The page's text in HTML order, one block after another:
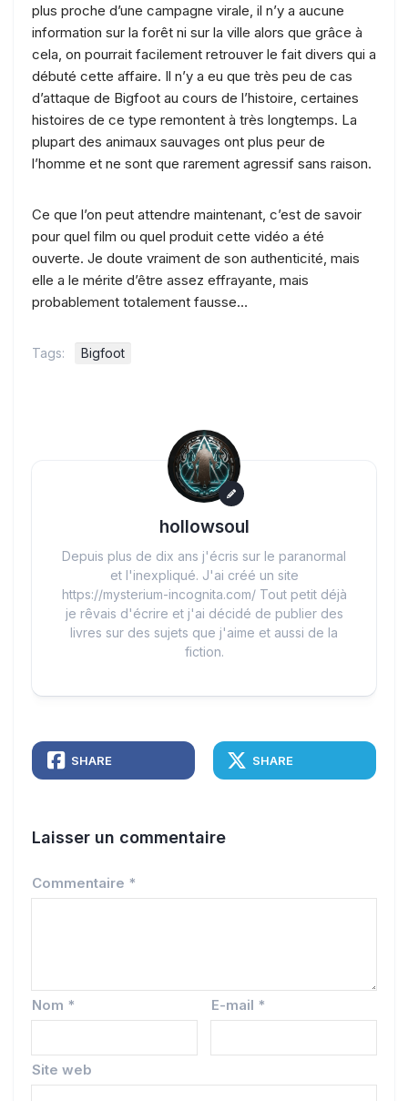
plus proche d’une campagne virale, il n’y a aucune
information sur la forêt ni sur la ville alors que grâce à
cela, on pourrait facilement retrouver le fait divers qui a
débuté cette affaire. Il n’y a eu que très peu de cas
d’attaque de Bigfoot au cours de l’histoire, certaines
histoires de ce type remontent à très longtemps. La
plupart des animaux sauvages ont plus peur de
l’homme et ne sont que rarement agressif sans raison.
Ce que l’on peut attendre maintenant, c’est de savoir
pour quel film ou quel produit cette vidéo a été
ouverte. Je doute vraiment de son authenticité, mais
elle a le mérite d’être assez effrayante, mais
probablement totalement fausse…
Tags: Bigfoot
hollowsoul
Depuis plus de dix ans j'écris sur le paranormal
et l'inexpliqué. J'ai créé un site
https://mysterium-incognita.com/ Tout petit déjà
je rêvais d'écrire et j'ai décidé de publier des
livres sur des sujets que j'aime et aussi de la
fiction.
SHARE SHARE
Laisser un commentaire
Commentaire *
Nom * E-mail *
Site web